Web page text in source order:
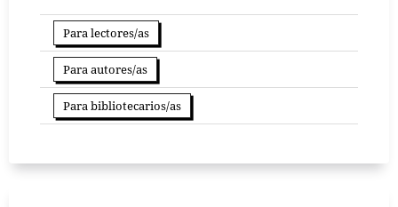
Para lectores/as
Para autores/as
Para bibliotecarios/as